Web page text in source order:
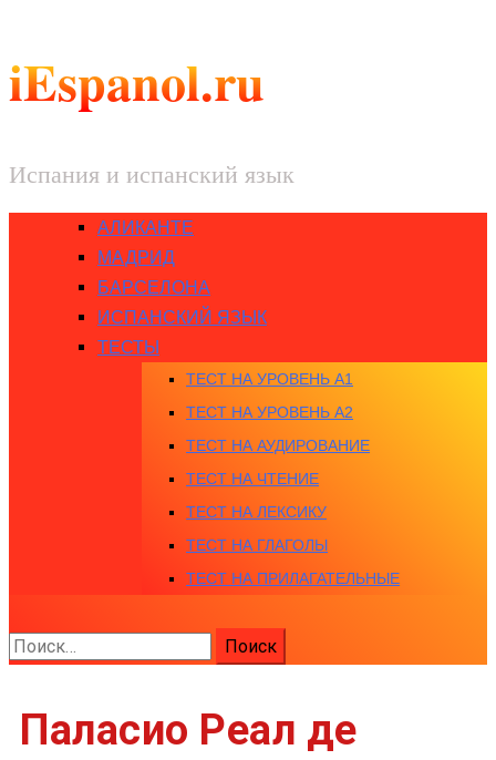
iEspanol.ru
Испания и испанский язык
АЛИКАНТЕ
МАДРИД
БАРСЕЛОНА
ИСПАНСКИЙ ЯЗЫК
ТЕСТЫ
ТЕСТ НА УРОВЕНЬ A1
ТЕСТ НА УРОВЕНЬ A2
ТЕСТ НА АУДИРОВАНИЕ
ТЕСТ НА ЧТЕНИЕ
ТЕСТ НА ЛЕКСИКУ
ТЕСТ НА ГЛАГОЛЫ
ТЕСТ НА ПРИЛАГАТЕЛЬНЫЕ
Найти:
Паласио Реал де